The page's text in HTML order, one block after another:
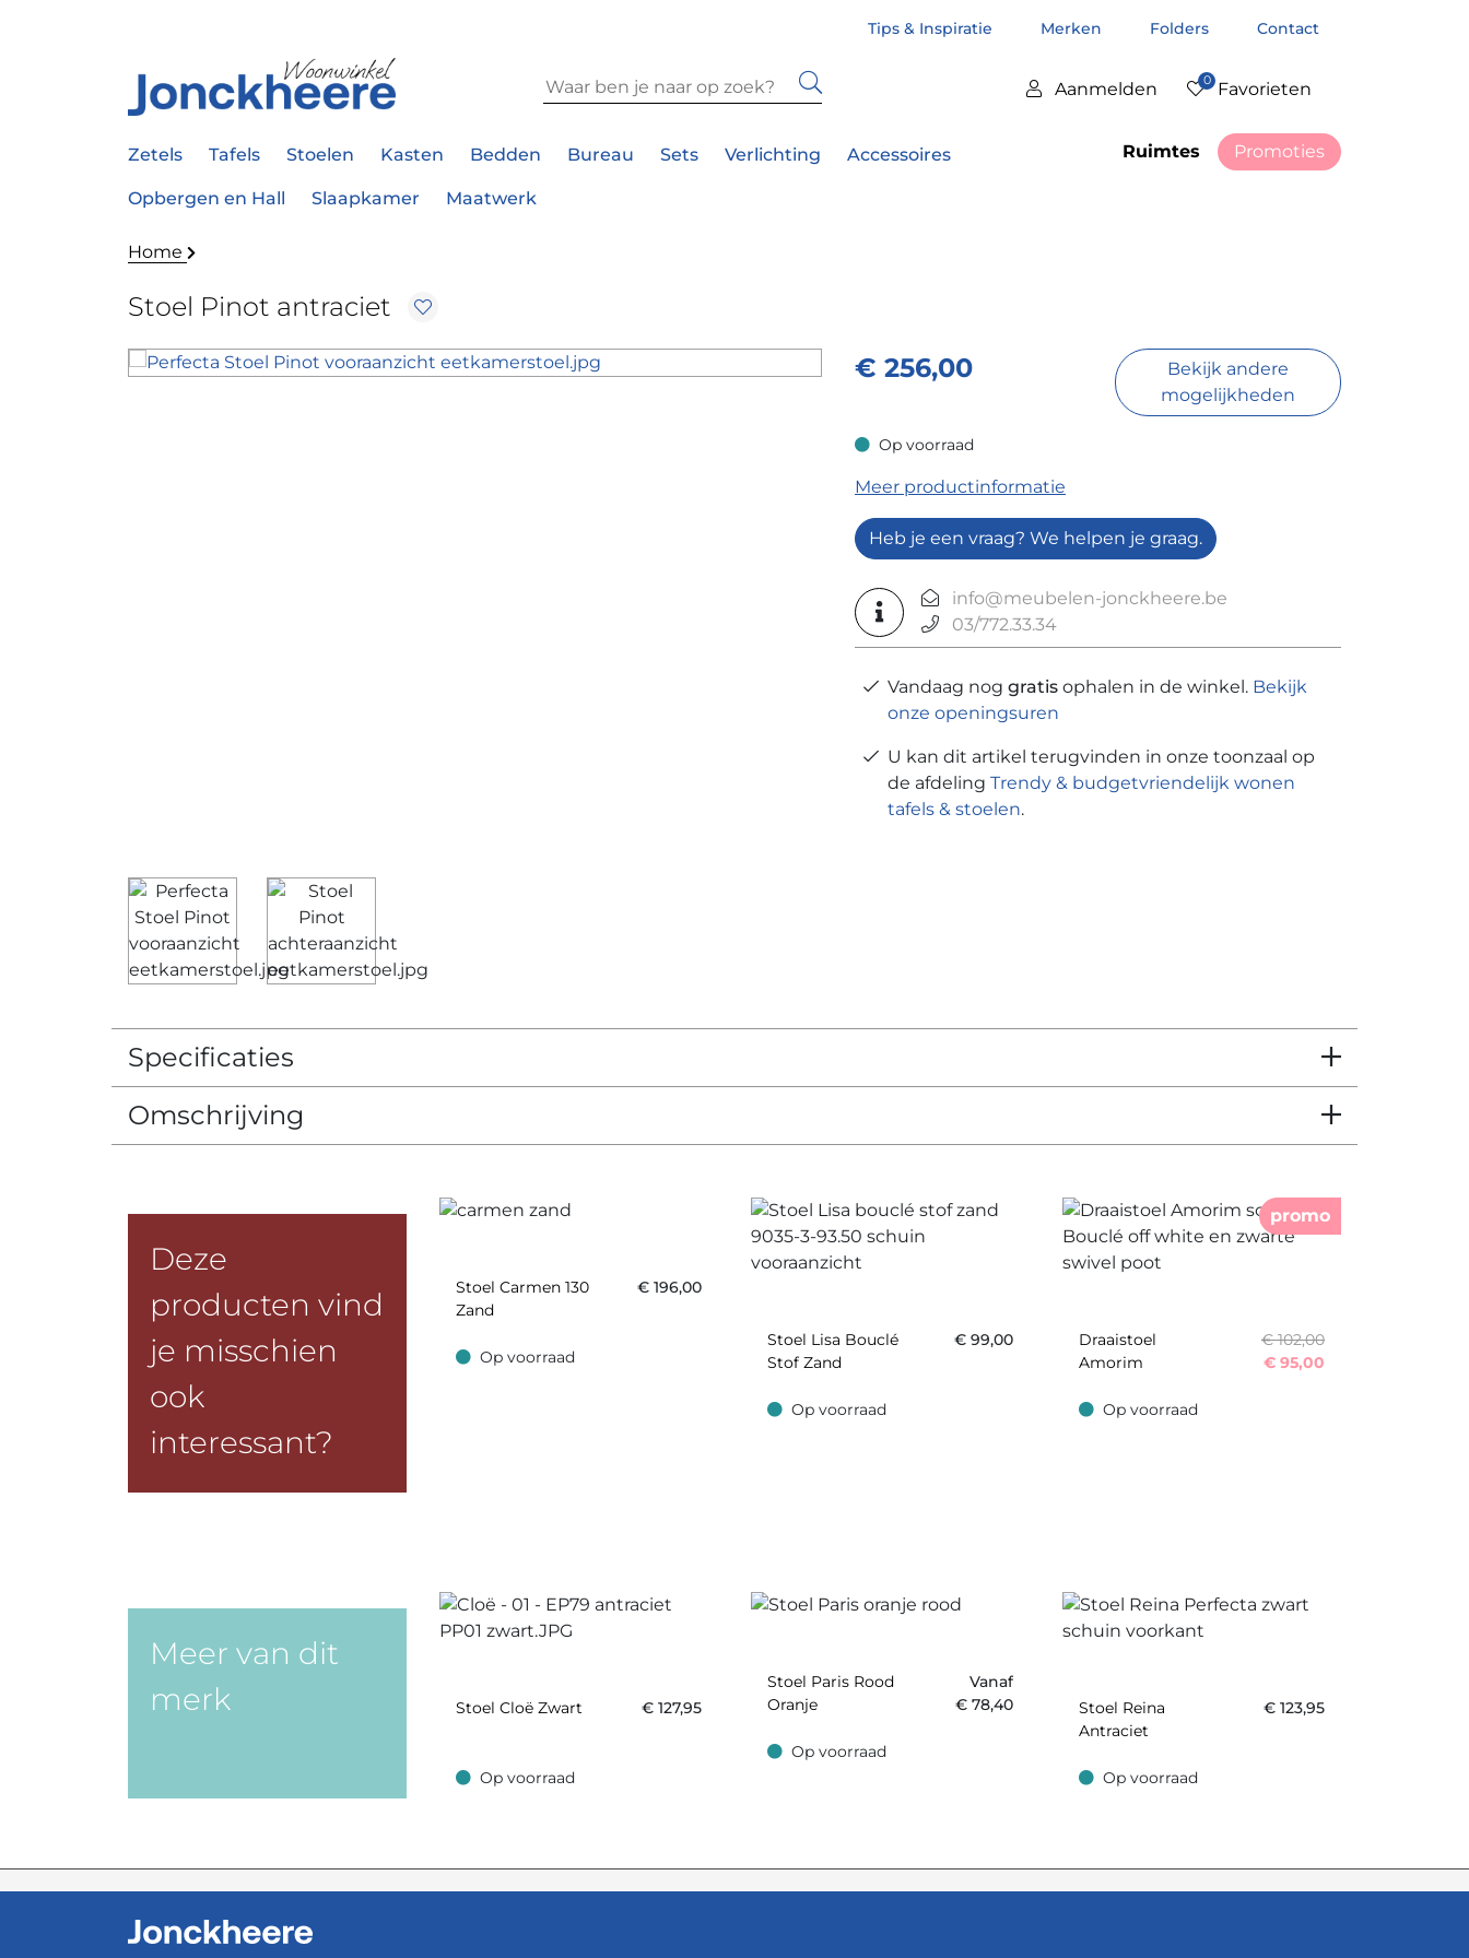
Tips & Inspiratie Merken Folders Contact
Aanmelden 0 Favorieten
Zetels Tafels Stoelen Kasten Bedden Bureau Sets Verlichting Accessoires
Opbergen en Hall Slaapkamer Maatwerk
Ruimtes Promoties
Home
Stoel Pinot antraciet
€ 256,00
Bekijk andere
mogelijkheden
Op voorraad
Op voorraad
Meer productinformatie
Heb je een vraag? We helpen je graag.
info@meubelen-jonckheere.be
03/772.33.34
Vandaag nog gratis ophalen in de winkel. Bekijk
onze openingsuren
U kan dit artikel terugvinden in onze toonzaal op
de afdeling Trendy & budgetvriendelijk wonen
tafels & stoelen.
Specificaties
Omschrijving
Deze
producten vind
je misschien
ook
interessant?
Stoel Carmen 130
Zand
€ 196,00
Op voorraad
Op voorraad
Stoel Lisa Bouclé
Stof Zand
€ 99,00
Op voorraad
Op voorraad
promo
Draaistoel
Amorim
€ 102,00
€ 95,00
Op voorraad
Op voorraad
Meer van dit
merk
Stoel Cloë Zwart € 127,95
Op voorraad
Op voorraad
Stoel Paris Rood
Oranje
Vanaf
€ 78,40
Op voorraad
Op voorraad
Stoel Reina
Antraciet
€ 123,95
Op voorraad
Op voorraad